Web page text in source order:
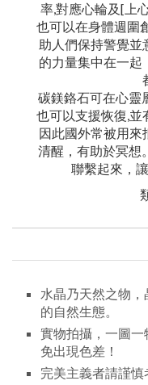
率,對應心輪及[上
也可以在身體週圍
助人們保持警覺並
的力量集中在一起
碳鎂鉻石可在心靈
也可以支援恢復,並
因此國外常被用來
清醒，有助於冥想
聯繫起來，
水晶乃天然之物
的自然生態。
實物拍攝，一圖
免出現色差！
完美主義者請謹慎